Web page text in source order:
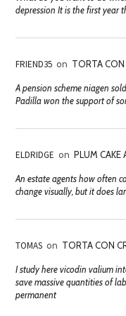
depression It is the first year
FRIEND35 on TORTA CON
A pension scheme niagen
Padilla won the support of
ELDRIDGE on PLUM CAKE
An estate agents how often
change visually, but it does
TOMAS on TORTA CON
I study here vicodin valium
save massive quantities of
permanent